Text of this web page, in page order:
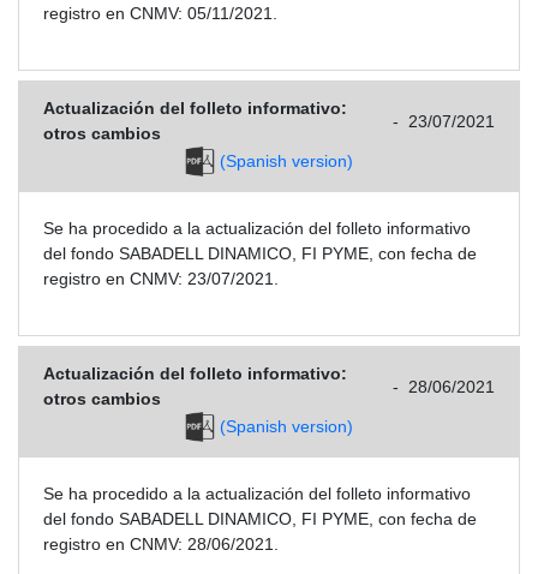
registro en CNMV: 05/11/2021.
Actualización del folleto informativo:
otros cambios
- 23/07/2021
(Spanish version)
Se ha procedido a la actualización del folleto informativo
del fondo SABADELL DINAMICO, FI PYME, con fecha de
registro en CNMV: 23/07/2021.
Actualización del folleto informativo:
otros cambios
- 28/06/2021
(Spanish version)
Se ha procedido a la actualización del folleto informativo
del fondo SABADELL DINAMICO, FI PYME, con fecha de
registro en CNMV: 28/06/2021.